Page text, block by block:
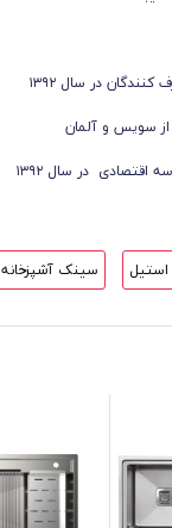
در سال ۱۳۹۲
سویس و آلمان
اقتصادی در سال ۱۳۹۲
سینک آشپزخانه